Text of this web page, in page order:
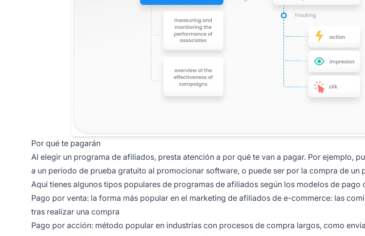
Por qué te pagarán
Al elegir un programa de afiliados, presta atención a por qué te van a pagar. Por ejemplo,
a un período de prueba gratuito al promocionar software, o puede ser por la compra de un
Aquí tienes algunos tipos populares de programas de afiliados según los modelos de pago
Pago por venta: la forma más popular en el marketing de afiliados de e-commerce: las
tras realizar una compra
Pago por acción: método popular en industrias con procesos de compra largos, como